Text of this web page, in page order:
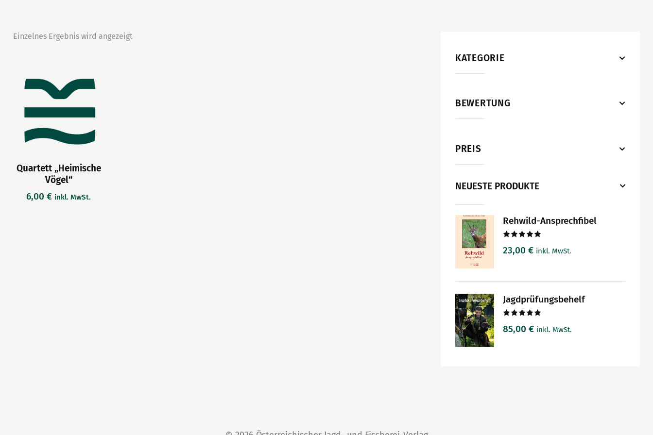
Einzelnes Ergebnis wird angezeigt
Quartett „Heimische
Vögel“
6,00€ inkl. MwSt.
KATEGORIE
BEWERTUNG
PREIS
NEUESTE PRODUKTE
Rehwild-Ansprechfibel
mit5.00
23,00 € inkl. MwSt.
Jagdprüfungsbehelf
mit5.00
85,00 € inkl. MwSt.